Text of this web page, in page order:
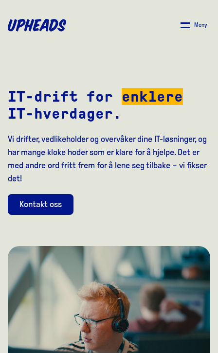
MAIN
Meny
IT-drift for enklere
IT-hverdager.
Vi drifter, vedlikeholder og overvåker dine IT-løsninger, og
har mange kloke hoder som er klare for å hjelpe. Det er
med andre ord fritt frem for å lene seg tilbake – vi fikser
det!
Kontakt oss